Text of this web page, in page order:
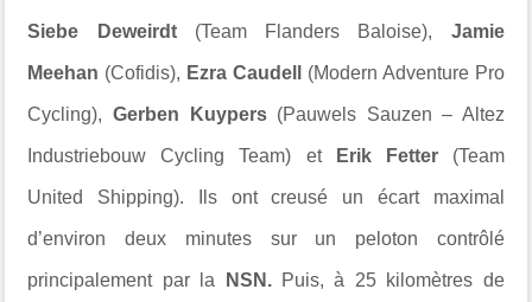
Siebe Deweirdt(Team Flanders Baloise), Jamie
Meehan (Cofidis), Ezra Caudell (Modern Adventure Pro
Cycling), Gerben Kuypers (Pauwels Sauzen – Altez
Industriebouw Cycling Team) et Erik Fetter(Team
United Shipping). Ils ont creusé un écart maximal
d’environ deux minutes sur un peloton contrôlé
principalement par la NSN. Puis, à 25 kilomètres de